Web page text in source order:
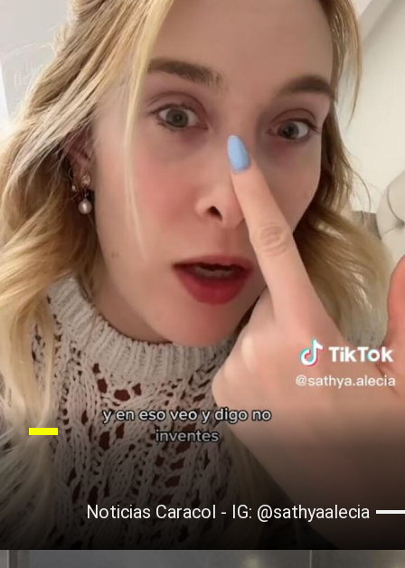
Noticias Caracol - IG: @sathyaalecia